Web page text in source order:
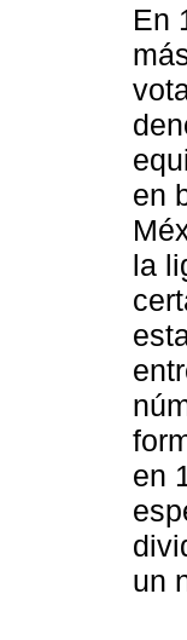
En
en
la
en
un